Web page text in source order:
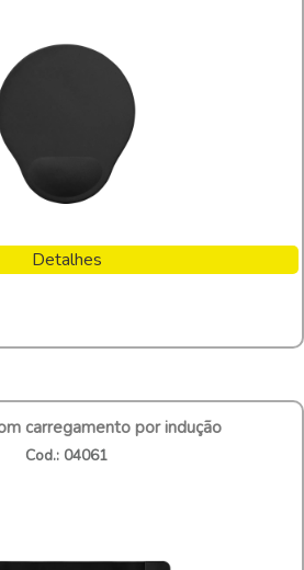
Detalhes
carregamento por indução
Cod.: 04061